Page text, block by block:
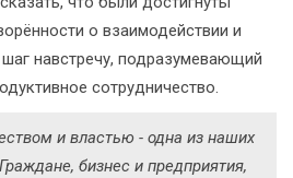
о взаимодействии и
навстречу, подразумевающий
сотрудничество.
и властью - одна из наших
бизнес и предприятия,